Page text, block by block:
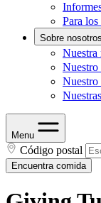
Para
Sobre nosotros
Nuestra
Nuestro
Nuestro
Menu
Código postal
Encuentra comida